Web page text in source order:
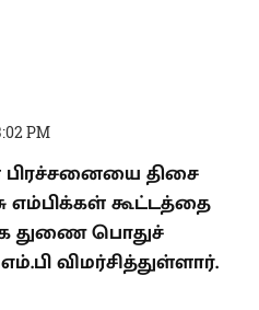
PM
பிரச்சனையை திசை
எம்பிக்கள் கூட்டத்தை
துணை பொதுச்
விமர்சித்துள்ளார்.